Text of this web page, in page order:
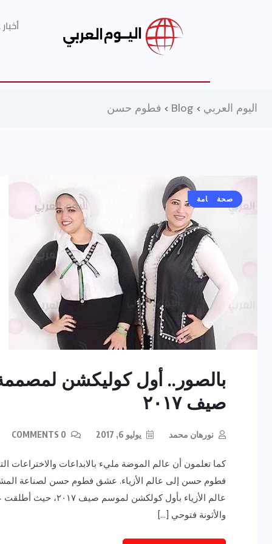
اليوم العربي >
Blog
> فطوم حسن
أخبار عامة
صحة
بالصور.. أول كوليكشن
صيف ٢٠١٧
نورهان محمد يوليو 6, 2017
كما تعلمون أن عالم الموضة مليء بالابداعات
فطوم حسن إلى عالم الأزياء. عشق فطوم حسن لصناعة
والأثونة فتوحي […]